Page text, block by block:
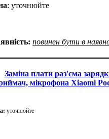
: уточнюйте
повинен бути в
Заміна плати раз'єма
мікрофона Xiaomi
уточнюйте